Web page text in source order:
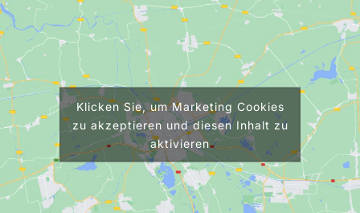
Klicken Sie, um Marketing Cookies
zu akzeptieren und diesen Inhalt zu
aktivieren